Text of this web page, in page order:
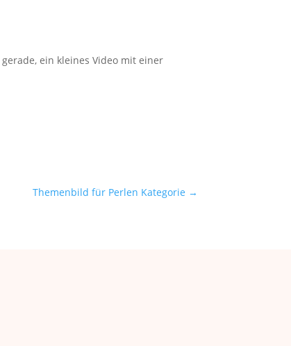
ein kleines Video mit einer
Themenbild für Perlen Kategorie →